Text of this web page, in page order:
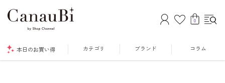
0
本日のお買い得 カテゴリ ブランド コラム